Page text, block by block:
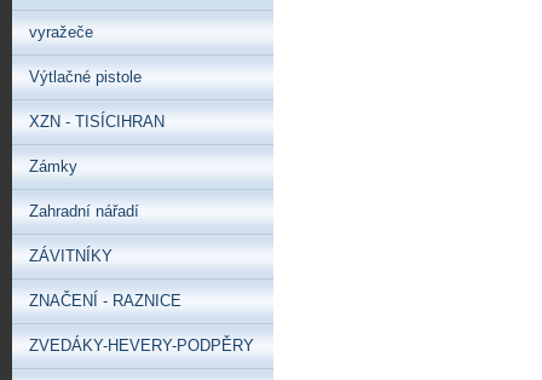
vyražeče
Výtlačné pistole
XZN - TISÍCIHRAN
Zámky
Zahradní nářadí
ZÁVITNÍKY
ZNAČENÍ - RAZNICE
ZVEDÁKY-HEVERY-PODPĚRY